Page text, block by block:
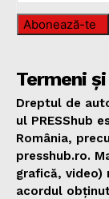
Abonează-te
Termeni
Dreptul de
ul PRESShub
România,
presshub.ro.
grafică,
acordul